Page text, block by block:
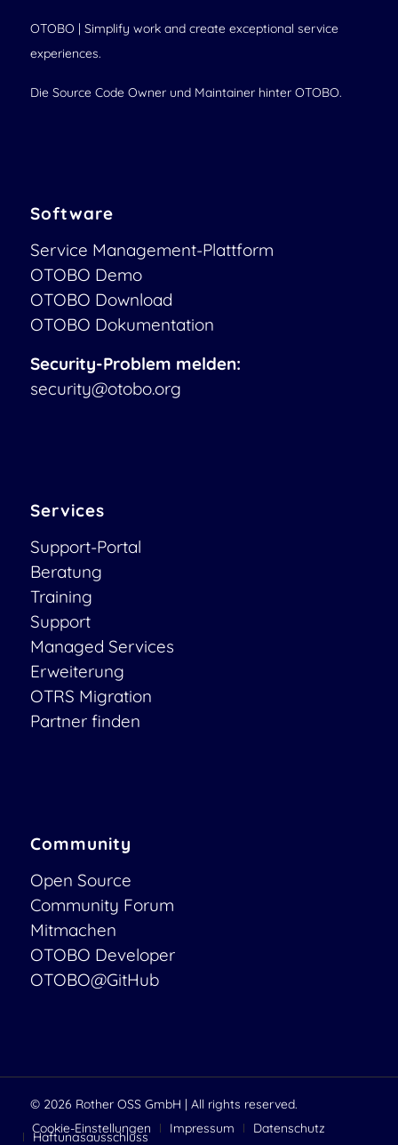
OTOBO | Simplify work and create exceptional service
experiences.
Die Source Code Owner und Maintainer hinter OTOBO.
Software
Service Management-Plattform
OTOBO Demo
OTOBO Download
OTOBO Dokumentation
Security-Problem melden:
security@otobo.org
Services
Support-Portal
Beratung
Training
Support
Managed Services
Erweiterung
OTRS Migration
Partner finden
Community
Open Source
Community Forum
Mitmachen
OTOBO Developer
OTOBO@GitHub
© 2026 Rother OSS GmbH | All rights reserved.
Cookie-Einstellungen
Impressum Datenschutz
Haftungsausschluss